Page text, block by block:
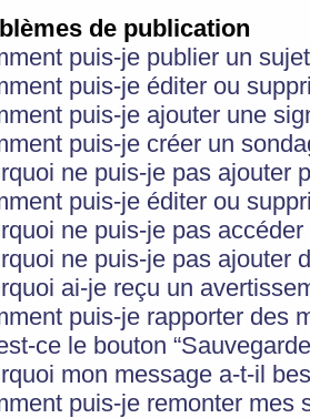
de publication
puis-je publier un
puis-je éditer ou
puis-je ajouter une
puis-je créer un
ne puis-je pas ajouter
puis-je éditer ou
ne puis-je pas
ne puis-je pas ajouter
ai-je reçu un
puis-je rapporter des
ce le bouton
mon message a-t-il
puis-je remonter mes